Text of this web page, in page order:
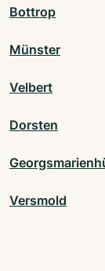
Bottrop
Münster
Velbert
Dorsten
Versmold